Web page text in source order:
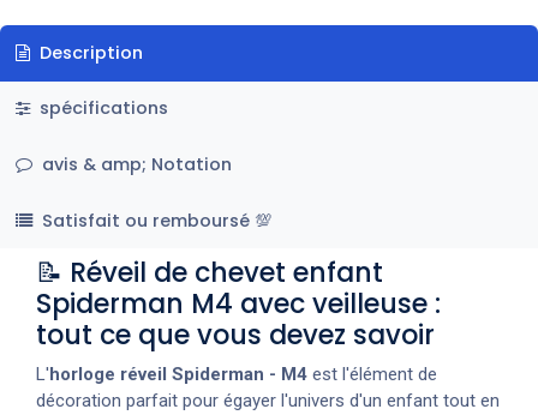
Description
spécifications
avis & amp; Notation
Satisfait ou remboursé 💯
📝 Réveil de chevet enfant
Spiderman M4 avec veilleuse :
tout ce que vous devez savoir
L' horloge réveil Spiderman - M4 est l'élément de
décoration parfait pour égayer l'univers d'un enfant tout en